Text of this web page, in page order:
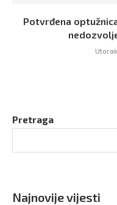
Potvrđena
Pretraga
Najnovije vijesti